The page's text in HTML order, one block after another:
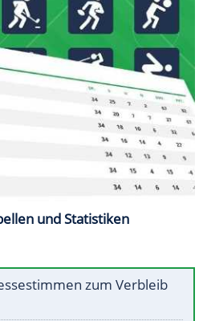
und Statistiken
zum Verbleib